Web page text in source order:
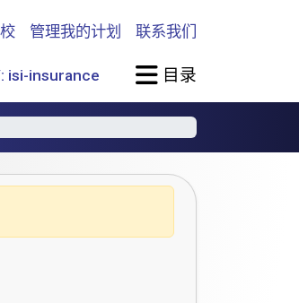
管理我的计划 联系我们
isi-insurance 目录